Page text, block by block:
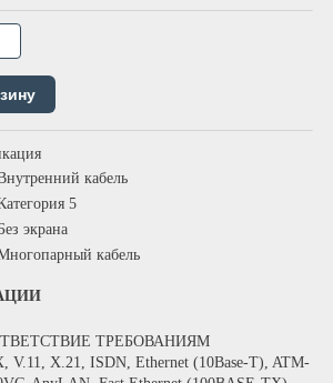
кабель
5
экрана
кабель
ТРЕБОВАНИЯМ
X.21, ISDN, Ethernet (10Base-T), ATM-